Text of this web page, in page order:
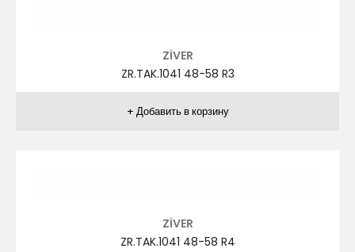
ZİVER
ZR.TAK.1031 48-58 R6
ZİVER
ZR.TAK.1031 48-58 R7